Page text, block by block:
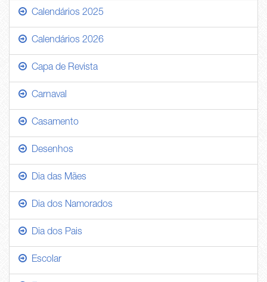
Calendários 2025
Calendários 2026
Capa de Revista
Carnaval
Casamento
Desenhos
Dia das Mães
Dia dos Namorados
Dia dos Pais
Escolar